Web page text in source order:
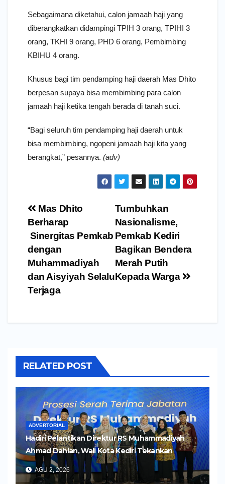
Sebagaimana diketahui, calon jamaah haji yang
diberangkatkan didampingi TPIH 3 orang, TPIHI 3
orang, TKHI 9 orang, PHD 6 orang, Pembimbing
KBIHU 4 orang.
Khusus bagi tim pendamping haji daerah Mas Dhito
berpesan supaya bisa membimbing para calon
jamaah haji ketika tengah berada di tanah suci.
“Bagi seluruh tim pendamping haji daerah untuk
bisa membimbing, ngopeni jamaah haji kita yang
berangkat,” pesannya. (adv)
Navigasi
pos
Tumbuhkan
Nasionalisme,
Pemkab Kediri
Bagikan Bendera
Merah Putih
Kepada Warga
Mas Dhito
Berharap
Sinergitas Pemkab
dengan
Muhammadiyah
dan Aisyiyah Selalu
Terjaga
RELATED POST
ADVERTORIAL
Hadiri Pelantikan Direktur RS Muhammadiyah
Ahmad Dahlan, Wali Kota Kediri Tekankan
Pelayanan Kesehatan yang Humanis
AGU 2, 2026